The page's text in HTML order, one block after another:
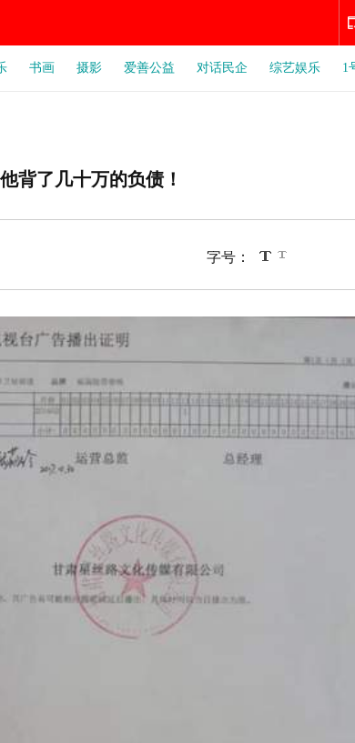
书画 摄影 爱善公益 对话民企 综艺娱乐 1
背了几十万的负债！
字号：